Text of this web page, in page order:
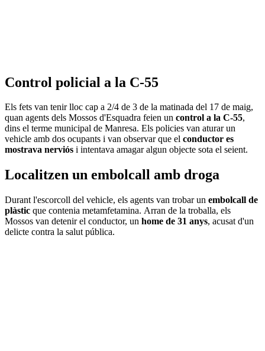
Control policial a la C-55
Els fets van tenir lloc cap a 2/4 de 3 de la matinada del 17 de maig,
quan agents dels Mossos d'Esquadra feien un control a la C-55,
dins el terme municipal de Manresa. Els policies van aturar un
vehicle amb dos ocupants i van observar que el conductor es
mostrava nerviós i intentava amagar algun objecte sota el seient.
Localitzen un embolcall amb droga
Durant l'escorcoll del vehicle, els agents van trobar un embolcall de
plàstic que contenia metamfetamina. Arran de la troballa, els
Mossos van detenir el conductor, un home de 31 anys, acusat d'un
delicte contra la salut pública.